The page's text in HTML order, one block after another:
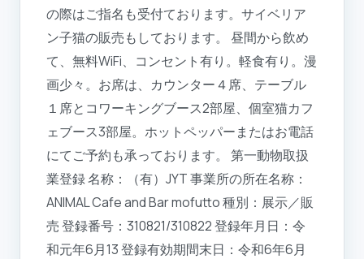
の際はご指名も受付ております。サイベリア
ン子猫の販売もしております。 昼間から飲め
て、無料WiFi、コンセント有り。軽食有り。漫
画少々。お席は、カウンター４席、テーブル
１席とコワーキングブース2部屋、個室猫カフ
ェブース3部屋。ホットペッパーまたはお電話
にてご予約も承っております。 第一動物取扱
業登録 名称：（有）JYT 事業所の所在名称：
ANIMAL Cafe and Bar mofutto 種別：展示／販
売 登録番号：310821/310822 登録年月日：令
和元年6月13 登録有効期間末日：令和6年6月